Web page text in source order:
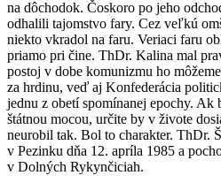
na dôchodok. Čoskoro po jeho
odhalili tajomstvo fary. Cez veľkú
niekto vkradol na faru. Veriaci faru
priamo pri čine. ThDr. Kalina mal
postoj v dobe komunizmu ho
za hrdinu, veď aj Konfederácia
jednu z obetí spomínanej epochy.
štátnou mocou, určite by v živote
neurobil tak. Bol to charakter. ThDr.
v Pezinku dňa 12. apríla 1985 a
v Dolných Rykynčiciah.